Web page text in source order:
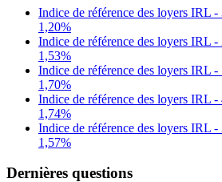
Indice de référence des loyers IRL
1,20%
Indice de référence des loyers IRL
1,53%
Indice de référence des loyers IRL
1,70%
Indice de référence des loyers IRL
1,74%
Indice de référence des loyers IRL
1,57%
Dernières questions